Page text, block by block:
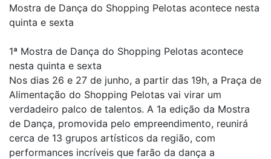
Mostra de Dança do Shopping Pelotas acontece nesta
quinta e sexta
1ª Mostra de Dança do Shopping Pelotas acontece
nesta quinta e sexta
Nos dias 26 e 27 de junho, a partir das 19h, a Praça de
Alimentação do Shopping Pelotas vai virar um
verdadeiro palco de talentos. A 1a edição da Mostra
de Dança, promovida pelo empreendimento, reunirá
cerca de 13 grupos artísticos da região, com
performances incríveis que farão da dança a